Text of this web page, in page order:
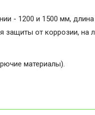
- 1200 и 1500 мм,
защиты от коррозии, на
материалы).